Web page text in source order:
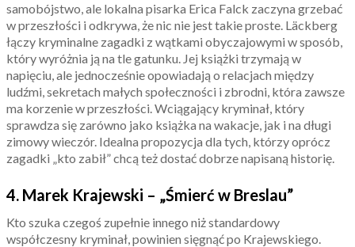
samobójstwo, ale lokalna pisarka Erica Falck zaczyna grzebać
w przeszłości i odkrywa, że nic nie jest takie proste. Läckberg
łączy kryminalne zagadki z wątkami obyczajowymi w sposób,
który wyróżnia ją na tle gatunku. Jej książki trzymają w
napięciu, ale jednocześnie opowiadają o relacjach między
ludźmi, sekretach małych społeczności i zbrodni, która zawsze
ma korzenie w przeszłości. Wciągający kryminał, który
sprawdza się zarówno jako książka na wakacje, jak i na długi
zimowy wieczór. Idealna propozycja dla tych, którzy oprócz
zagadki „kto zabił” chcą też dostać dobrze napisaną historię.
4. Marek Krajewski – „Śmierć w Breslau”
Kto szuka czegoś zupełnie innego niż standardowy
współczesny kryminał, powinien sięgnąć po Krajewskiego.